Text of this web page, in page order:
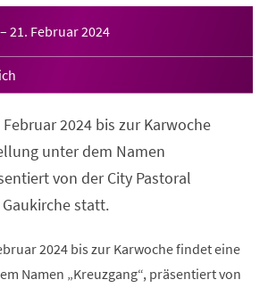
– 21. Februar 2024
2024 bis zur Karwoche
unter dem Namen
von der City Pastoral
statt.
2024 bis zur Karwoche findet eine
Namen „Kreuzgang“, präsentiert von